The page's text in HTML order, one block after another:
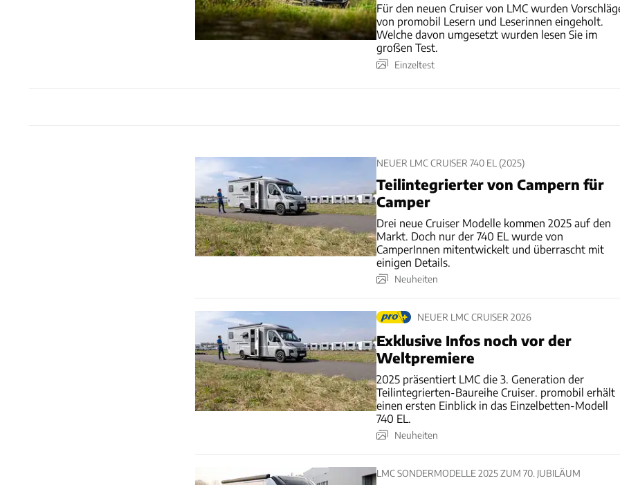
Für den neuen Cruiser von LMC wurden
von promobil Lesern und Leserinnen eingeholt.
Welche davon umgesetzt wurden lesen Sie im
großen Test.
Einzeltest
NEUER LMC CRUISER 740 EL (2025)
Teilintegrierter von Campern für
Camper
Drei neue Cruiser Modelle kommen 2025 auf den
Markt. Doch nur der 740 EL wurde von
CamperInnen mitentwickelt und überrascht mit
einigen Details.
Neuheiten
NEUER LMC CRUISER 2026
Exklusive Infos noch vor der
Weltpremiere
2025 präsentiert LMC die 3. Generation der
Teilintegrierten-Baureihe Cruiser. promobil erhält
einen ersten Einblick in das Einzelbetten-Modell
740 EL.
Neuheiten
LMC SONDERMODELLE 2025 ZUM 70. JUBILÄUM